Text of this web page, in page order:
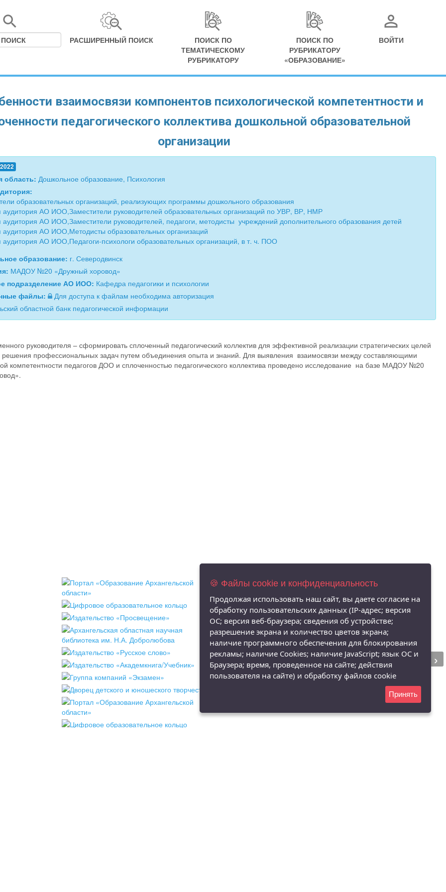
РАСШИРЕННЫЙ ПОИСК
ПОИСК ПО
ТЕМАТИЧЕСКОМУ
РУБРИКАТОРУ
ПОИСК ПО
РУБРИКАТОРУ
«ОБРАЗОВАНИЕ»
ВОЙТИ
взаимосвязи компонентов психологической компетентности и
педагогического коллектива дошкольной образовательной
организации
область: Дошкольное образование, Психология
образовательных организаций, реализующих программы дошкольного образования
аудитория АО ИОО,Заместители руководителей образовательных организаций по УВР, ВР, НМР
АО ИОО,Заместители руководителей, педагоги, методисты учреждений дополнительного образования детей
аудитория АО ИОО,Методисты образовательных организаций
АО ИОО,Педагоги-психологи образовательных организаций, в т. ч. ПОО
образование: г. Северодвинск
МАДОУ №20 «Дружный хоровод»
подразделение АО ИОО: Кафедра педагогики и психологии
файлы:
Для доступа к файлам необходима авторизация
областной банк педагогической информации
руководителя – сформировать сплоченный педагогический коллектив для эффективной реализации стратегических целей
решения профессиональных задач путем объединения опыта и знаний. Для выявления взаимосвязи между составляющими
компетентности педагогов ДОО и сплоченностью педагогического коллектива проведено исследование на базе МАДОУ №20
›
🍪 Файлы cookie и конфиденциальность
Продолжая использовать наш сайт, вы даете согласие на
обработку пользовательских данных (IP-адрес; версия
ОС; версия веб-браузера; сведения об устройстве;
разрешение экрана и количество цветов экрана;
наличие программного обеспечения для блокирования
рекламы; наличие Cookies; наличие JavaScript; язык ОС и
Браузера; время, проведенное на сайте; действия
пользователя на сайте) и обработку файлов cookie
Принять